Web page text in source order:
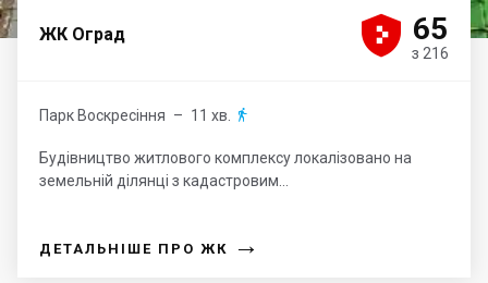
ЖК Оград 



 65
з 216
Парк Воскресіння – 11 хв. 
Будівництво житлового комплексу локалізовано на
земельній ділянці з кадастровим...
ДЕТАЛЬНІШЕ ПРО ЖК →